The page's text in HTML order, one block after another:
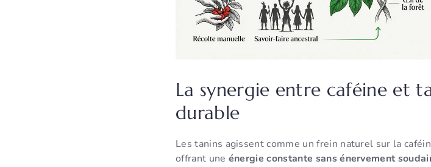
La synergie entre caféine et
durable
Les tanins agissent comme un frein naturel sur la
offrant une énergie constante sans énervement